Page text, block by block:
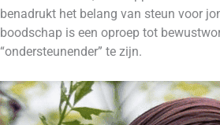
benadrukt het belang van steun voor
boodschap is een oproep tot
“ondersteunender” te zijn.